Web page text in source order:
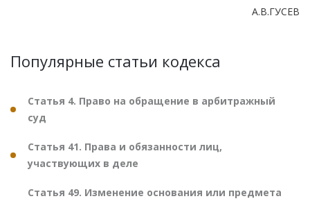
А.В.ГУСЕВ
Популярные статьи кодекса
Статья 4. Право на обращение в арбитражный
суд
Статья 41. Права и обязанности лиц,
участвующих в деле
Статья 49. Изменение основания или предмета